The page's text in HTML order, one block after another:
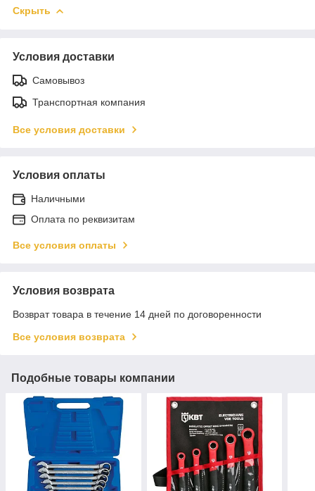
Скрыть
Условия доставки
Самовывоз
Транспортная компания
Все условия доставки
Условия оплаты
Наличными
Оплата по реквизитам
Все условия оплаты
Условия возврата
Возврат товара в течение 14 дней по договоренности
Все условия возврата
Подобные товары компании